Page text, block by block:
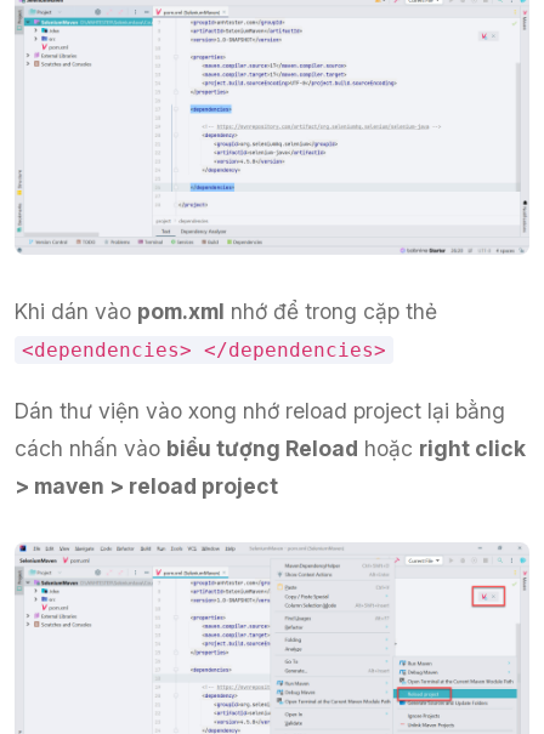
Khi dán vào pom.xml nhớ để trong cặp thẻ
<dependencies> </dependencies>
Dán thư viện vào xong nhớ reload project lại bằng
cách nhấn vào biểu tượng Reload hoặc right click
> maven > reload project